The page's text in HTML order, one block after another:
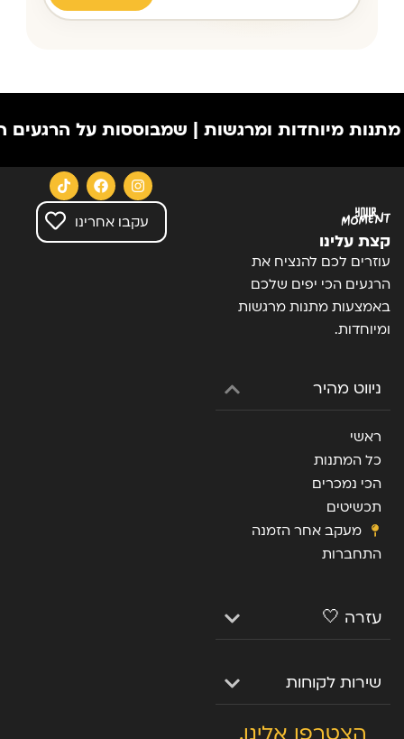
מיוחדות ומרגשות | שמבוססות על הרגעים הכי
קצת עלינו
עוזרים לכם להנציח את
הרגעים הכי יפים שלכם
באמצעות מתנות מרגשות
ומיוחדות.
ניווט מהיר
ראשי
כל המתנות
הכי נמכרים
תכשיטים
מעקב אחר הזמנה
התחברות
עזרה 🤍
שירות לקוחות
הצטרפו אלינו.
עקבו אחרינו